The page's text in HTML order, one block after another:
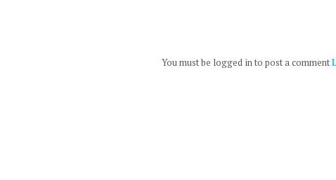
You must be logged in to post a comment